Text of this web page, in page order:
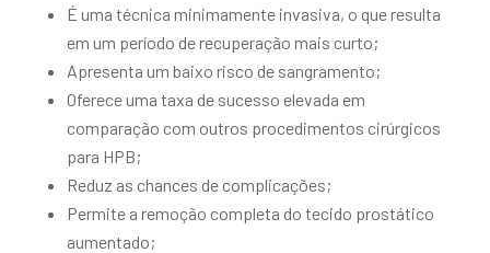
É uma técnica minimamente invasiva, o que resulta
em um período de recuperação mais curto;
Apresenta um baixo risco de sangramento;
Oferece uma taxa de sucesso elevada em
comparação com outros procedimentos cirúrgicos
para HPB;
Reduz as chances de complicações;
Permite a remoção completa do tecido prostático
aumentado;